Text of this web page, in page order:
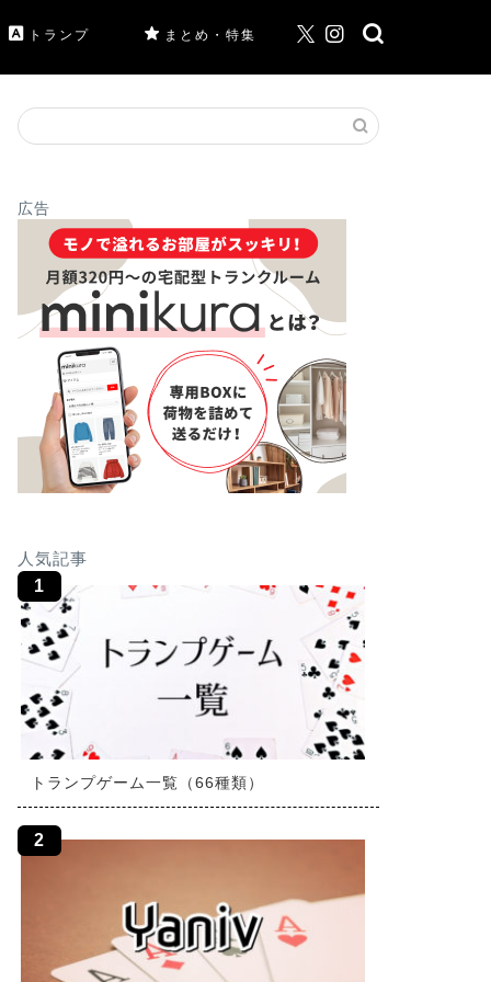
トランプ まとめ・特集
広告
人気記事
トランプゲーム一覧（66種類）